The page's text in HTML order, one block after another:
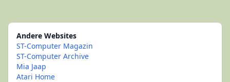
Andere Websites
ST-Computer Magazin
ST-Computer Archive
Mia Jaap
Atari Home